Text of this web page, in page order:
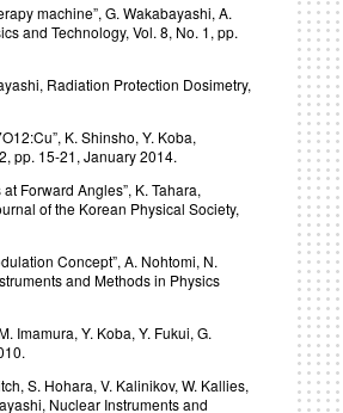
machine”, G. Wakabayashi, A.
and Technology, Vol. 8, No. 1, pp.
Radiation Protection Dosimetry,
K. Shinsho, Y. Koba,
pp. 15-21, January 2014.
Forward Angles”, K. Tahara,
of the Korean Physical Society,
Concept”, A. Nohtomi, N.
and Methods in Physics
Imamura, Y. Koba, Y. Fukui, G.
S. Hohara, V. Kalinikov, W. Kallies,
Nuclear Instruments and